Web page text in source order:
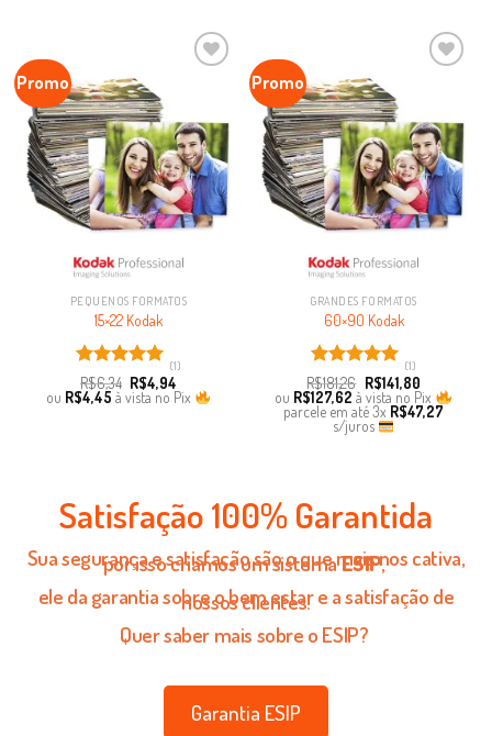
Promo
PEQUENOS FORMATOS
15×22 Kodak
Avaliação
5.00de 5
(1)
R$6,34 R$4,94
ou R$4,45 à vista no Pix
Promo
GRANDES FORMATOS
60×90 Kodak
Avaliação
5.00de 5
(1)
R$181,26 R$141,80
ou R$127,62 à vista no Pix
parcele em até3x R$47,27
s/juros
Satisfação 100% Garantida
Sua segurança e satisfação são o que mais nos cativa,
por isso criamos um sistemaESIP,
ele da garantia sobre o bem estar e a satisfação de
nossos clientes!
Quer saber mais sobre o ESIP?
Garantia ESIP